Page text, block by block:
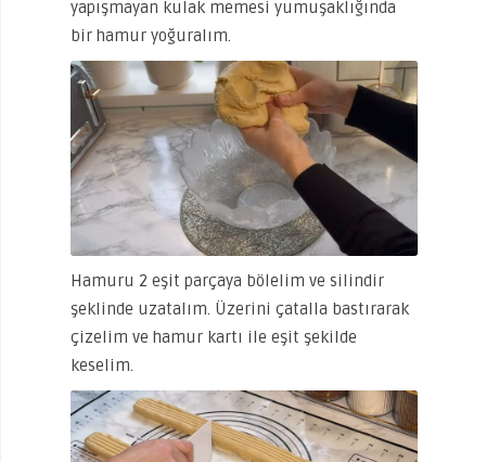
yapışmayan kulak memesi yumuşaklığında
bir hamur yoğuralım.
Hamuru 2 eşit parçaya bölelim ve silindir
şeklinde uzatalım. Üzerini çatalla bastırarak
çizelim ve hamur kartı ile eşit şekilde
keselim.